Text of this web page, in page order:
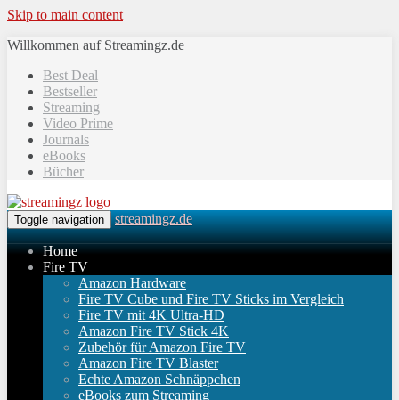
Skip to main content
Willkommen auf Streamingz.de
Best Deal
Bestseller
Streaming
Video Prime
Journals
eBooks
Bücher
Toggle navigation streamingz.de
Home
Fire TV
Amazon Hardware
Fire TV Cube und Fire TV Sticks im Vergleich
Fire TV mit 4K Ultra-HD
Amazon Fire TV Stick 4K
Zubehör für Amazon Fire TV
Amazon Fire TV Blaster
Echte Amazon Schnäppchen
eBooks zum Streaming